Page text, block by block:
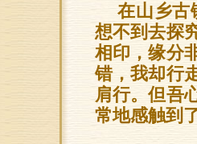
在山乡古
想不到去探
相印，缘分
错，我却行
肩行。但吾
常地感触到